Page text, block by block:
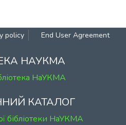
policy End User Agreement
НАУКМА
НаУКМА
КАТАЛОГ
бібліотеки НаУКМА